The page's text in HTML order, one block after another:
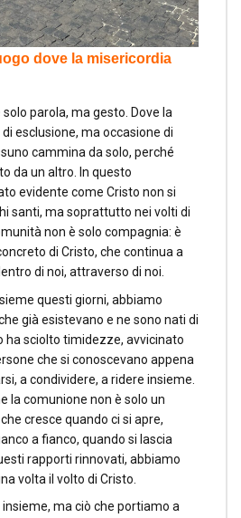
dove la misericordia
parola, ma gesto. Dove la
esclusione, ma occasione di
cammina da solo, perché
da un altro. In questo
evidente come Cristo non si
santi, ma soprattutto nei volti di
non è solo compagnia: è
di Cristo, che continua a
di noi, attraverso di noi.
questi giorni, abbiamo
già esistevano e ne sono nati di
ha sciolto timidezze, avvicinato
che si conoscevano appena
a condividere, a ridere insieme.
la comunione non è solo un
cresce quando ci si apre,
a fianco, quando si lascia
rapporti rinnovati, abbiamo
volta il volto di Cristo.
ma ciò che portiamo a